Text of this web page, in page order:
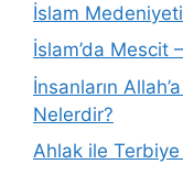
İslam
İslam’da Mescit
İnsanların
Nelerdir?
Ahlak ile Terbiye